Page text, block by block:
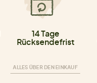
14 Tage
Rücksendefrist
ALLES ÜBER DEN EINKAUF